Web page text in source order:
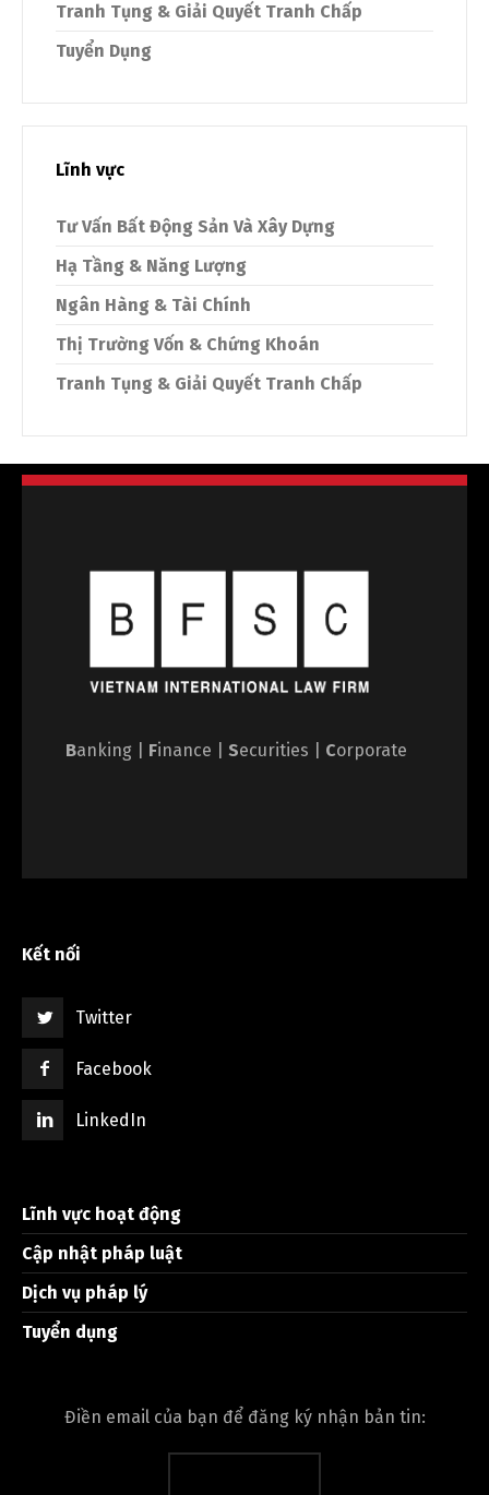
Tranh Tụng & Giải Quyết Tranh Chấp
Tuyển Dụng
Lĩnh vực
Tư Vấn Bất Động Sản Và Xây Dựng
Hạ Tầng & Năng Lượng
Ngân Hàng & Tài Chính
Thị Trường Vốn & Chứng Khoán
Tranh Tụng & Giải Quyết Tranh Chấp
Banking | Finance | Securities | Corporate
Kết nối
Twitter
Facebook
LinkedIn
Lĩnh vực hoạt động
Cập nhật pháp luật
Dịch vụ pháp lý
Tuyển dụng
Điền email của bạn để đăng ký nhận bản tin: